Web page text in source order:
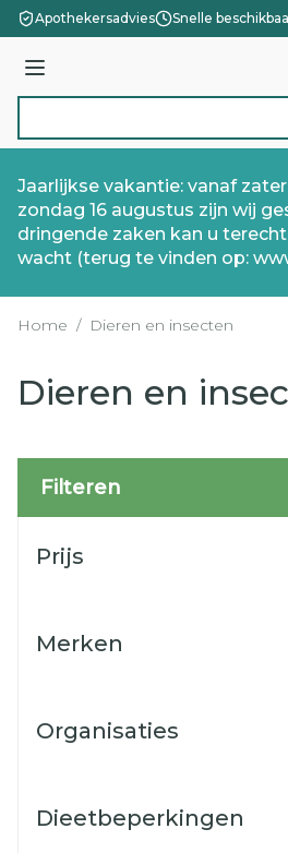
Ga naar de inhoud
Apothekersadvies Snelle
Menu
Jaarlijkse vakantie: vanaf
zondag 16 augustus zijn wij
dringende zaken kan u
wacht (terug te vinden op:
Home / Dieren en insecten
Dieren en
Filteren
Prijs
Merken
Organisaties
Dieetbeperkingen